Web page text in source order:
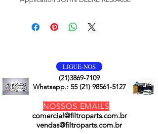
LIGUE-NOS
(21)3869-7109
Whatsapp.: 55 (21) 98561-5127
NOSSOS EMAILS
comercial@filtroparts.com.br
vendas@filtroparts.com.br